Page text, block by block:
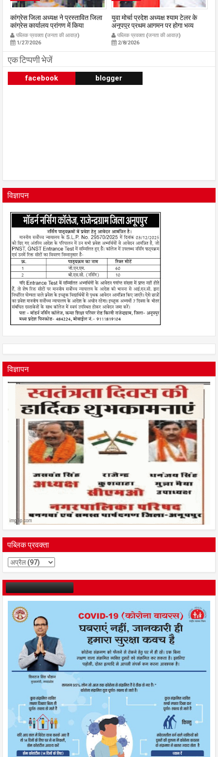
कांग्रेस जिला अध्यक्ष ने प्रस्तावित जिला
कांग्रेस कार्यालय प्रांगण में किया
ध्वजारोहण
publicpravakta.com
पब्लिक प्रवक्ता (जनता की आवाज़)
1/27/2026
युवा मोर्चा प्रदेश अध्यक्ष श्याम टेलर के
अनूपपुर प्रथम आगमन पर होगा भव्य
स्वागत युवा मोर्चा के ऊर्जावान जिला मंत्री
प्रदीप मिश्रा ने सभी युवाओं से सहभागिता
की अपील
पब्लिक प्रवक्ता (जनता की आवाज़)
2/8/2026
एक टिप्पणी भेजें
facebook blogger
विज्ञापन
विज्ञापन
पब्लिक प्रवक्ता